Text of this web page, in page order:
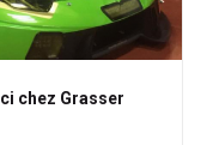
chez Grasser